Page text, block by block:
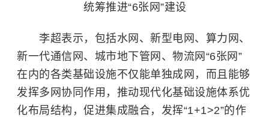
统筹推进“6张网”建设
李超表示，包括水网、新型电网、算力网、
新一代通信网、城市地下管网、物流网“6张网”
在内的各类基础设施不仅能单独成网，而且能够
发挥多网协同作用，推动现代化基础设施体系优
化布局结构，促进集成融合，发挥“1+1>2”的作